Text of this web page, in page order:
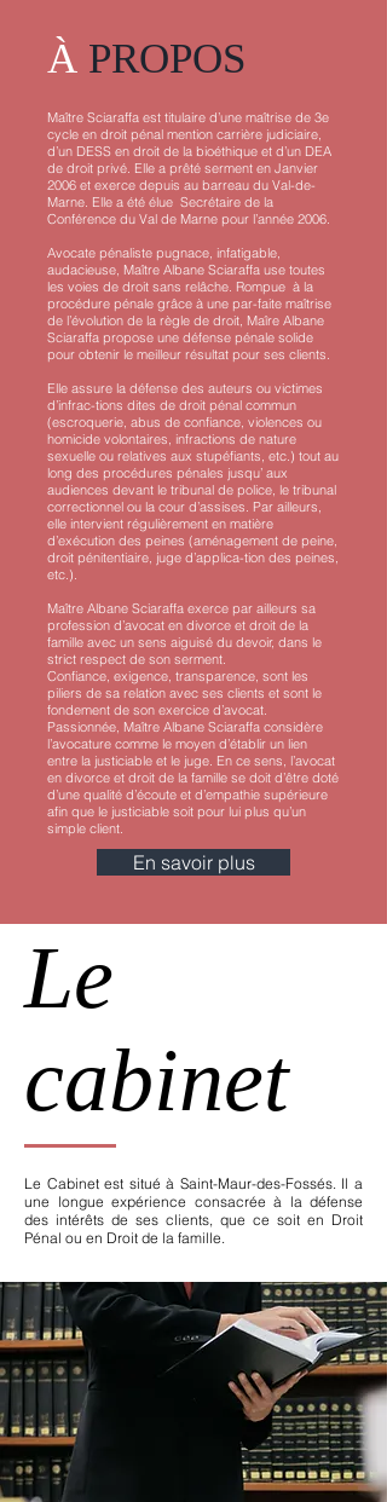
À PROPOS
Maître Sciaraffa est titulaire d’une maîtrise de 3e
cycle en droit pénal mention carrière judiciaire,
d’un DESS en droit de la bioéthique et d’un DEA
de droit privé. Elle a prêté serment en Janvier
2006 et exerce depuis au barreau du Val-de-
Marne. Elle a été élue Secrétaire de la
Conférence du Val de Marne pour l’année 2006.
Avocate pénaliste pugnace, infatigable,
audacieuse, Maître Albane Sciaraffa use toutes
les voies de droit sans relâche. Rompue à la
procédure pénale grâce à une par-faite maîtrise
de l’évolution de la règle de droit, Maîre Albane
Sciaraffa propose une défense pénale solide
pour obtenir le meilleur résultat pour ses clients.
Elle assure la défense des auteurs ou victimes
d’infrac-tions dites de droit pénal commun
(escroquerie, abus de confiance, violences ou
homicide volontaires, infractions de nature
sexuelle ou relatives aux stupéfiants, etc.) tout au
long des procédures pénales jusqu’ aux
audiences devant le tribunal de police, le tribunal
correctionnel ou la cour d’assises. Par ailleurs,
elle intervient régulièrement en matière
d’exécution des peines (aménagement de peine,
droit pénitentiaire, juge d’applica-tion des peines,
etc.).
Maître Albane Sciaraffa exerce par ailleurs sa
profession d’avocat en divorce et droit de la
famille avec un sens aiguisé du devoir, dans le
strict respect de son serment.
Confiance, exigence, transparence, sont les
piliers de sa relation avec ses clients et sont le
fondement de son exercice d’avocat.
Passionnée, Maître Albane Sciaraffa considère
l’avocature comme le moyen d’établir un lien
entre la justiciable et le juge. En ce sens, l’avocat
en divorce et droit de la famille se doit d’être doté
d’une qualité d’écoute et d’empathie supérieure
afin que le justiciable soit pour lui plus qu’un
simple client.
En savoir plus
Le
cabinet
Le Cabinet est situé à Saint-Maur-des-Fossés. Il a
une longue expérience consacrée à la défense
des intérêts de ses clients, que ce soit en Droit
Pénal ou en Droit de la famille.